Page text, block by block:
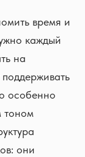
время и
каждый
на
особенно
тоном
они